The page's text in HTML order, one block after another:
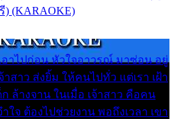
(KARAOKE)
อาไปก่อน หัวใจอาวรณ์ มาซ่อน อยู่
สาว ส่งยิ้ม ให้คนไปทั่ว แต่เรา เฝ้า
ล้างจาน ในเมื่อ เจ้าสาว คือคน
ใจ ต้องไปช่วยงาน พอถึงเวลา เขา